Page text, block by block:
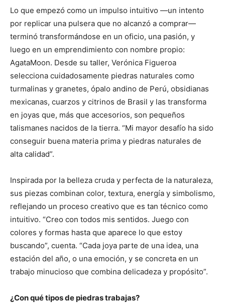
Lo que empezó como un impulso intuitivo —un intento
por replicar una pulsera que no alcanzó a comprar—
terminó transformándose en un oficio, una pasión, y
luego en un emprendimiento con nombre propio:
AgataMoon. Desde su taller, Verónica Figueroa
selecciona cuidadosamente piedras naturales como
turmalinas y granetes, ópalo andino de Perú, obsidianas
mexicanas, cuarzos y citrinos de Brasil y las transforma
en joyas que, más que accesorios, son pequeños
talismanes nacidos de la tierra. “Mi mayor desafío ha sido
conseguir buena materia prima y piedras naturales de
alta calidad”.
Inspirada por la belleza cruda y perfecta de la naturaleza,
sus piezas combinan color, textura, energía y simbolismo,
reflejando un proceso creativo que es tan técnico como
intuitivo. “Creo con todos mis sentidos. Juego con
colores y formas hasta que aparece lo que estoy
buscando”, cuenta. “Cada joya parte de una idea, una
estación del año, o una emoción, y se concreta en un
trabajo minucioso que combina delicadeza y propósito”.
¿Con qué tipos de piedras trabajas?